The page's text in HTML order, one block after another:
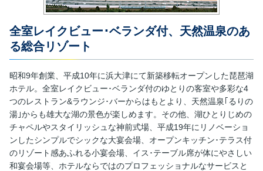
全室レイクビュー･ベランダ付、天然温泉のあ
る総合リゾート
昭和9年創業、平成10年に浜大津にて新築移転オープンした琵琶湖
ホテル。全室レイクビュー･ベランダ付のゆとりの客室や多彩な4
つのレストラン&ラウンジ･バーからはもとより、天然温泉｢るりの
湯｣からも雄大な湖の景色が楽しめます。その他、湖ひとりじめの
チャペルやスタイリッシュな神前式場、平成19年にリノベーショ
ンしたシンプルでシックな大宴会場、オープンキッチン･テラス付
のリゾート感あふれる小宴会場、イス･テーブル席が体にやさしい
和宴会場等、ホテルならではのプロフェッショナルなサービスと